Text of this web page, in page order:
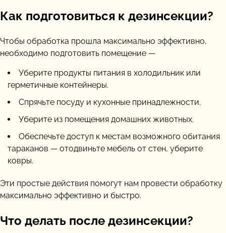
Как подготовиться к дезинсекции?
Чтобы обработка прошла максимально эффективно,
необходимо подготовить помещение —
Уберите продукты питания в холодильник или
герметичные контейнеры.
Спрячьте посуду и кухонные принадлежности.
Уберите из помещения домашних животных.
Обеспечьте доступ к местам возможного обитания
тараканов — отодвиньте мебель от стен, уберите
ковры.
Эти простые действия помогут нам провести обработку
максимально эффективно и быстро.
Что делать после дезинсекции?